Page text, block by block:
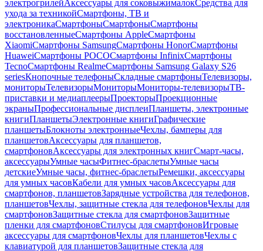
электрогрилейАксессуары для соковыжималокСредства для
ухода за техникойСмартфоны, ТВ и
электроникаСмартфоныСмартфоныСмартфоны
восстановленныеСмартфоны AppleСмартфоны
XiaomiСмартфоны SamsungСмартфоны HonorСмартфоны
HuaweiСмартфоны POCOСмартфоны InfinixСмартфоны
TecnoСмартфоны RealmeСмартфоны Samsung Galaxy S26
seriesКнопочные телефоныСкладные смартфоныТелевизоры,
мониторыТелевизорыМониторыМониторы-телевизорыТВ-
приставки и медиаплеерыПроекторыПроекционные
экраныПрофессиональные дисплеиПланшеты, электронные
книгиПланшетыЭлектронные книгиГрафические
планшетыБлокноты электронныеЧехлы, бамперы для
планшетовАксессуары для планшетов,
смартфоновАксессуары для электронных книгСмарт-часы,
аксессуарыУмные часыФитнес-браслетыУмные часы
детскиеУмные часы, фитнес-браслетыРемешки, аксессуары
для умных часовКабели для умных часовАксессуары для
смартфонов, планшетовЗарядные устройства для телефонов,
планшетовЧехлы, защитные стекла для телефоновЧехлы для
смартфоновЗащитные стекла для смартфоновЗащитные
пленки для смартфоновСтилусы для смартфоновИгровые
аксессуары для смартфоновЧехлы для планшетовЧехлы с
клавиатурой для планшетовЗащитные стекла для